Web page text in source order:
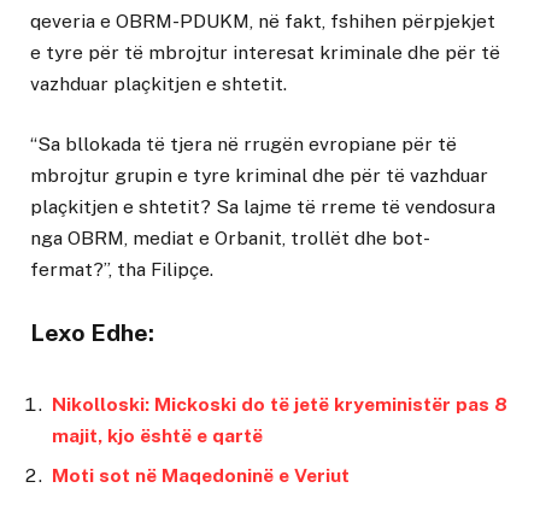
qeveria e OBRM-PDUKM, në fakt, fshihen përpjekjet
e tyre për të mbrojtur interesat kriminale dhe për të
vazhduar plaçkitjen e shtetit.
“Sa bllokada të tjera në rrugën evropiane për të
mbrojtur grupin e tyre kriminal dhe për të vazhduar
plaçkitjen e shtetit? Sa lajme të rreme të vendosura
nga OBRM, mediat e Orbanit, trollët dhe bot-
fermat?”, tha Filipçe.
Lexo Edhe:
Nikolloski: Mickoski do të jetë kryeministër pas 8
majit, kjo është e qartë
Moti sot në Maqedoninë e Veriut